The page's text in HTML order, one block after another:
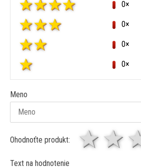
0×
0×
0×
0×
Meno
Ohodnoťte produkt: 1
Text na hodnotenie